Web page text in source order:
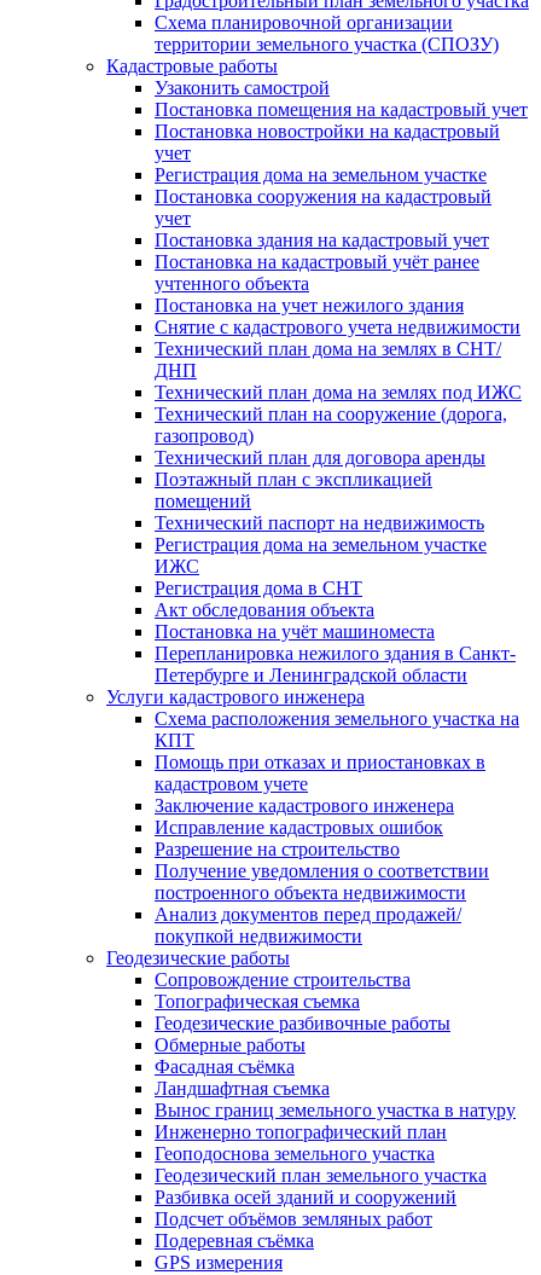
Схема планировочной организации
территории земельного участка (СПОЗУ)
Кадастровые работы
Узаконить самострой
Постановка помещения на кадастровый учет
Постановка новостройки на кадастровый
учет
Регистрация дома на земельном участке
Постановка сооружения на кадастровый
учет
Постановка здания на кадастровый учет
Постановка на кадастровый учёт ранее
учтенного объекта
Постановка на учет нежилого здания
Снятие с кадастрового учета недвижимости
Технический план дома на землях в СНТ/
ДНП
Технический план дома на землях под ИЖС
Технический план на сооружение (дорога,
газопровод)
Технический план для договора аренды
Поэтажный план с экспликацией
помещений
Технический паспорт на недвижимость
Регистрация дома на земельном участке
ИЖС
Регистрация дома в СНТ
Акт обследования объекта
Постановка на учёт машиноместа
Перепланировка нежилого здания в Санкт-
Петербурге и Ленинградской области
Услуги кадастрового инженера
Схема расположения земельного участка на
КПТ
Помощь при отказах и приостановках в
кадастровом учете
Заключение кадастрового инженера
Исправление кадастровых ошибок
Разрешение на строительство
Получение уведомления о соответствии
построенного объекта недвижимости
Анализ документов перед продажей/
покупкой недвижимости
Геодезические работы
Сопровождение строительства
Топографическая съемка
Геодезические разбивочные работы
Обмерные работы
Фасадная съёмка
Ландшафтная съемка
Вынос границ земельного участка в натуру
Инженерно топографический план
Геоподоснова земельного участка
Геодезический план земельного участка
Разбивка осей зданий и сооружений
Подсчет объёмов земляных работ
Подеревная съёмка
GPS измерения